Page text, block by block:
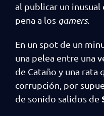
al publicar un
pena a los gamers.
En un spot de un
una pelea entre una
de Cataño y una rata
corrupción, por
de sonido salidos de